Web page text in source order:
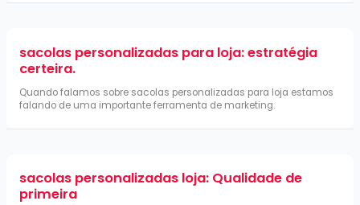
sacolas personalizadas para loja: estratégia
certeira.
Quando falamos sobre sacolas personalizadas para loja estamos
falando de uma importante ferramenta de marketing.
sacolas personalizadas loja: Qualidade de
primeira